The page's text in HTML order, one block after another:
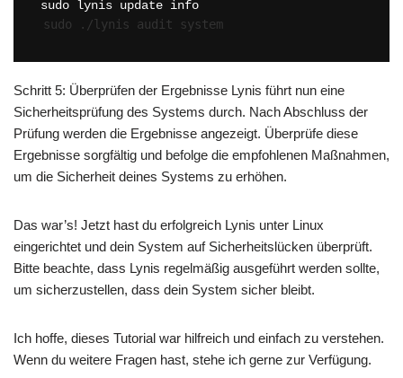
Schritt 5: Überprüfen der Ergebnisse Lynis führt nun eine
Sicherheitsprüfung des Systems durch. Nach Abschluss der
Prüfung werden die Ergebnisse angezeigt. Überprüfe diese
Ergebnisse sorgfältig und befolge die empfohlenen Maßnahmen,
um die Sicherheit deines Systems zu erhöhen.
Das war’s! Jetzt hast du erfolgreich Lynis unter Linux
eingerichtet und dein System auf Sicherheitslücken überprüft.
Bitte beachte, dass Lynis regelmäßig ausgeführt werden sollte,
um sicherzustellen, dass dein System sicher bleibt.
Ich hoffe, dieses Tutorial war hilfreich und einfach zu verstehen.
Wenn du weitere Fragen hast, stehe ich gerne zur Verfügung.